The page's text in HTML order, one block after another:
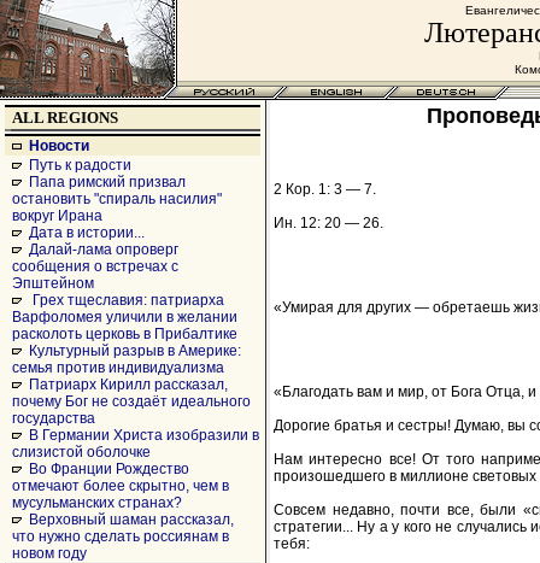
ALL REGIONS
Новости
Путь к радости
Папа римский призвал
остановить "спираль насилия"
вокруг Ирана
Дата в истории...
Далай-лама опроверг
сообщения о встречах с
Эпштейном
Грех тщеславия: патриарха
Варфоломея уличили в желании
расколоть церковь в Прибалтике
Культурный разрыв в Америке:
семья против индивидуализма
Патриарх Кирилл рассказал,
почему Бог не создаёт идеального
государства
В Германии Христа изобразили в
слизистой оболочке
Во Франции Рождество
отмечают более скрытно, чем в
мусульманских странах?
Верховный шаман рассказал,
что нужно сделать россиянам в
новом году
2 Кор. 1: 3 — 7.
Ин. 12: 20 — 26.
«Умирая для других — обретаешь
«Благодать вам и мир, от Бога Отца,
Дорогие братья и сестры! Думаю, вы
Нам интересно все! От того
произошедшего в миллионе световых
Совсем недавно, почти все, были
стратегии... Ну а у кого не
тебя: